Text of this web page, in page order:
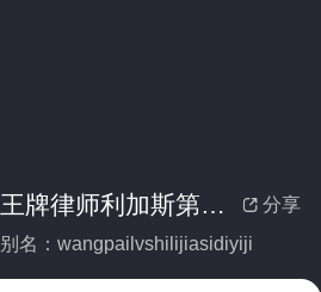
 分享
王牌律师利加斯第一季(全集)
别名：wangpailvshilijiasidiyiji